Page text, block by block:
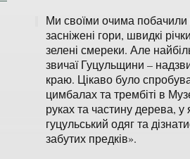
Ми своїми очима побачили
засніжені гори, швидкі
зелені смереки. Але
звичаї Гуцульщини –
краю. Цікаво було
цимбалах та трембіті в
руках та частину дерева, у
гуцульський одяг та
забутих предків».